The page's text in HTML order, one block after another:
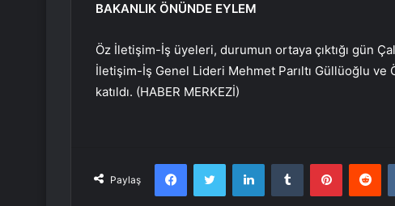
BAKANLIK ÖNÜNDE EYLEM
Öz İletişim-İş üyeleri, durumun ortaya çıktığı gün
İletişim-İş Genel Lideri Mehmet Parıltı Güllüoğlu ve
katıldı. (HABER MERKEZİ)
Paylaş
FacebookTwitter LinkedInTumblr Pinterest